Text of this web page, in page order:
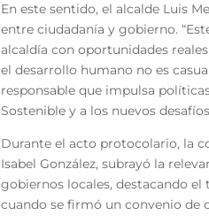
En este sentido, el alcalde Luis
entre ciudadanía y gobierno.
alcaldía con oportunidades
el desarrollo humano no es
responsable que impulsa
Sostenible y a los nuevos
Durante el acto protocolario, la
Isabel González, subrayó la
gobiernos locales, destacando
cuando se firmó un convenio de